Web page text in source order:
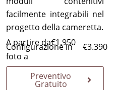
facilmente integrabili nel
progetto della cameretta.
A partire da€1.950
Configurazione in
foto a
€3.390
Preventivo
Gratuito